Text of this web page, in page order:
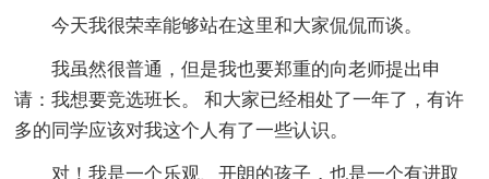
今天我很荣幸能够站在这里和大家侃侃而谈。
我虽然很普通，但是我也要郑重的向老师提出申
请：我想要竞选班长。 和大家已经相处了一年了，有许
多的同学应该对我这个人有了一些认识。
对！我是一个乐观、开朗的孩子，也是一个有进取